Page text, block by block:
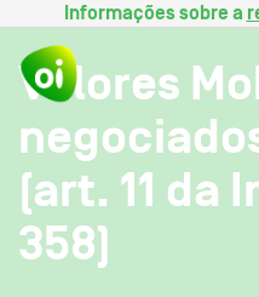
Informações sobre a
Valores
(art. 11 da
358)